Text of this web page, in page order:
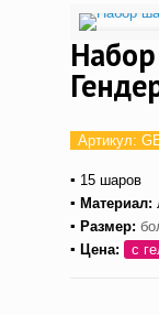
Артикул:
▪ 15 шаров
▪ Материал:
▪ Размер:
▪ Цена:
с